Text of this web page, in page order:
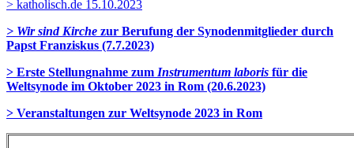
> katholisch.de 15.10.2023
> Wir sind Kirche zur Berufung der Synodenmitglieder durch
Papst Franziskus (7.7.2023)
> Erste Stellungnahme zum Instrumentum laboris für die
Weltsynode im Oktober 2023 in Rom (20.6.2023)
> Veranstaltungen zur Weltsynode 2023 in Rom